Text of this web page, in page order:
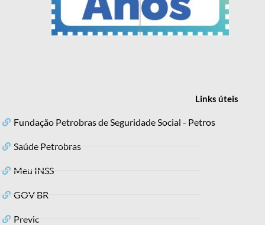
Linksúteis
Fundação Petrobras de Seguridade Social - Petros
Saúde Petrobras
Meu INSS
GOV BR
Previc